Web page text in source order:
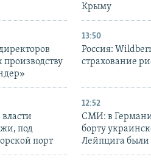
Крыму
13:50
Россия:
страхование
под
порт
12:52
СМИ: в
борту
Лейпцига были